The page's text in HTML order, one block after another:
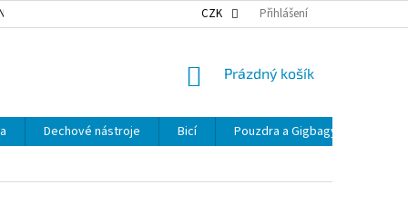
OCHRANY OSOBNÍCH ÚDAJŮ NAŠE DOPRAVA
CZK Přihlášení
NÁKUPNÍ
Prázdný košík
Dechové nástroje Bicí Pouzdra a Gigbagy